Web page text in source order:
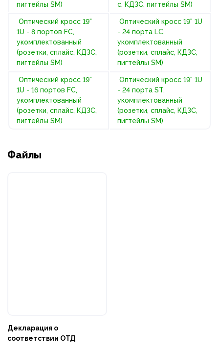
пигтейлы SM)
с, КДЗС, пигтейлы SM)
Оптический кросс 19"
1U - 8 портов FC,
укомплектованный
(розетки, сплайс, КДЗС,
пигтейлы SM)
Оптический кросс 19" 1U
- 24 порта LC,
укомплектованный
(розетки, сплайс, КДЗС,
пигтейлы SM)
Оптический кросс 19"
1U - 16 портов FC,
укомплектованный
(розетки, сплайс, КДЗС,
пигтейлы SM)
Оптический кросс 19" 1U
- 24 порта ST,
укомплектованный
(розетки, сплайс, КДЗС,
пигтейлы SM)
Файлы
Декларация о
соответствии ОТД